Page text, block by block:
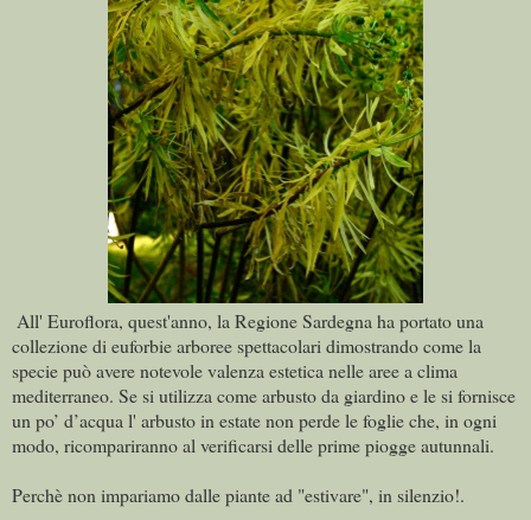
All' Euroflora, quest'anno, la Regione Sardegna ha portato una
collezione di euforbie arboree spettacolari dimostrando come la
specie può avere notevole valenza estetica nelle aree a clima
mediterraneo. Se si utilizza come arbusto da giardino e le si fornisce
un po’ d’acqua l' arbusto in estate non perde le foglie che, in ogni
modo, ricompariranno al verificarsi delle prime piogge autunnali.
Perchè non impariamo dalle piante ad "estivare", in silenzio!.